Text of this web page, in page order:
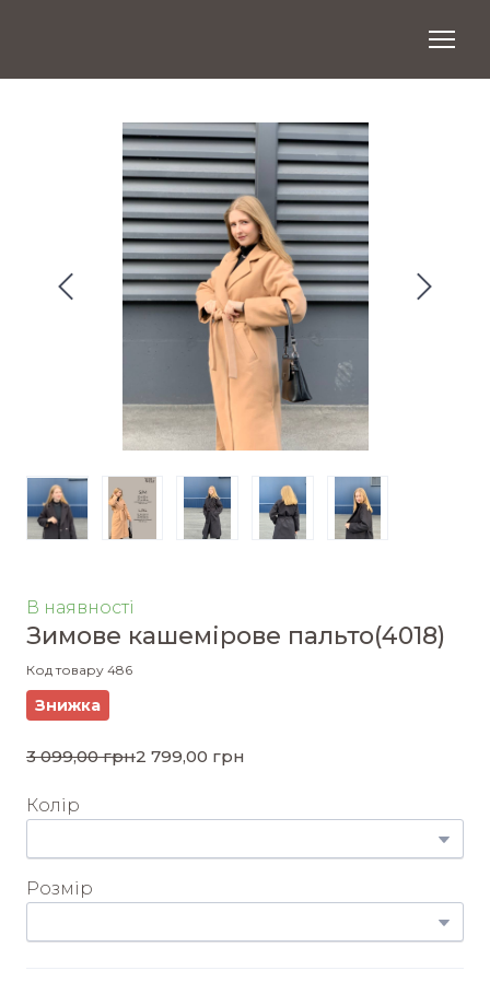
В наявності
Зимове кашемірове пальто(4018)
Код товару 486
Знижка
3 099,00 грн2 799,00 грн
Колір
Розмір